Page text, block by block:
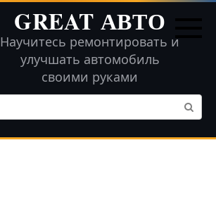
GREAT АВТО
Научитесь ремонтировать и
улучшать автомобиль
своими руками